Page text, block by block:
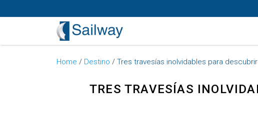
Home / Destino /Tres travesías inolvidables para
TRES TRAVESÍAS